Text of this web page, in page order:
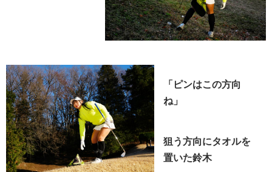
「ピンはこの方向
ね」
狙う方向にタオルを
置いた鈴木